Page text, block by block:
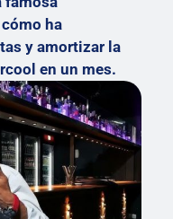
ha
y amortizar la
en un mes.